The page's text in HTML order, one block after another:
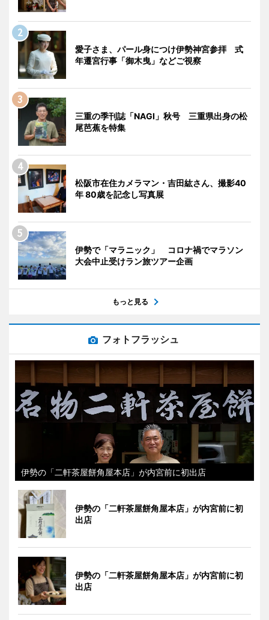
愛子さま、パール身につけ伊勢神宮参拝 式
年遷宮行事「御木曳」などご視察
三重の季刊誌「NAGI」秋号 三重県出身の松
尾芭蕉を特集
松阪市在住カメラマン・吉田紘さん、撮影40
年 80歳を記念し写真展
伊勢で「マラニック」 コロナ禍でマラソン
大会中止受けラン旅ツアー企画
もっと見る
フォトフラッシュ
伊勢の「二軒茶屋餅角屋本店」が内宮前に初出店
伊勢の「二軒茶屋餅角屋本店」が内宮前に初
出店
伊勢の「二軒茶屋餅角屋本店」が内宮前に初
出店